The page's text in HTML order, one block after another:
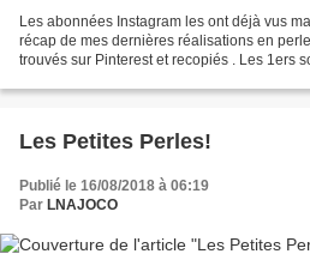
Les abonnées Instagram les ont déjà vus
récap de mes dernières réalisations en
trouvés sur Pinterest et recopiés . Les 1ers
Les Petites Perles!
Publié le 16/08/2018 à 06:19
Par LNAJOCO